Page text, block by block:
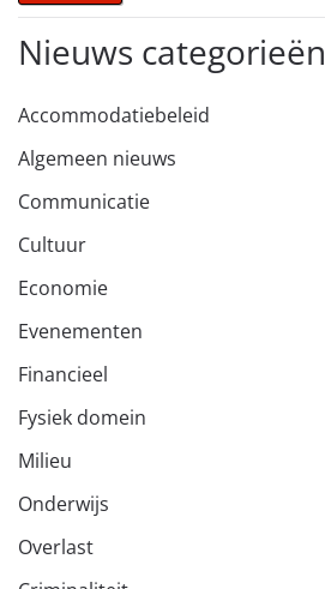
Nieuws categorieën
Accommodatiebeleid
Algemeen nieuws
Communicatie
Cultuur
Economie
Evenementen
Financieel
Fysiek domein
Milieu
Onderwijs
Overlast